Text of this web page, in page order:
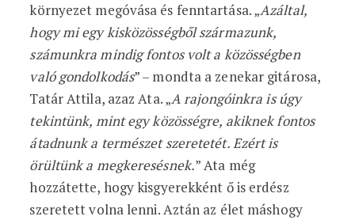
környezet megóvása és fenntartása. „Azáltal,
hogy mi egy kisközösségből származunk,
számunkra mindig fontos volt a közösségben
való gondolkodás” – mondta a zenekar gitárosa,
Tatár Attila, azaz Ata. „A rajongóinkra is úgy
tekintünk, mint egy közösségre, akiknek fontos
átadnunk a természet szeretetét. Ezért is
örültünk a megkeresésnek.” Ata még
hozzátette, hogy kisgyerekként ő is erdész
szeretett volna lenni. Aztán az élet máshogy